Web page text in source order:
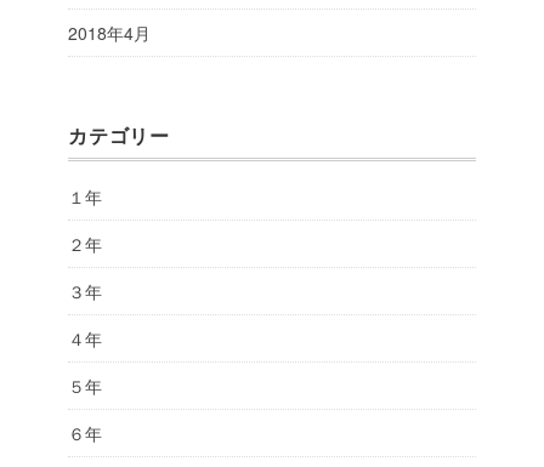
2018年4月
カテゴリー
１年
２年
３年
４年
５年
６年